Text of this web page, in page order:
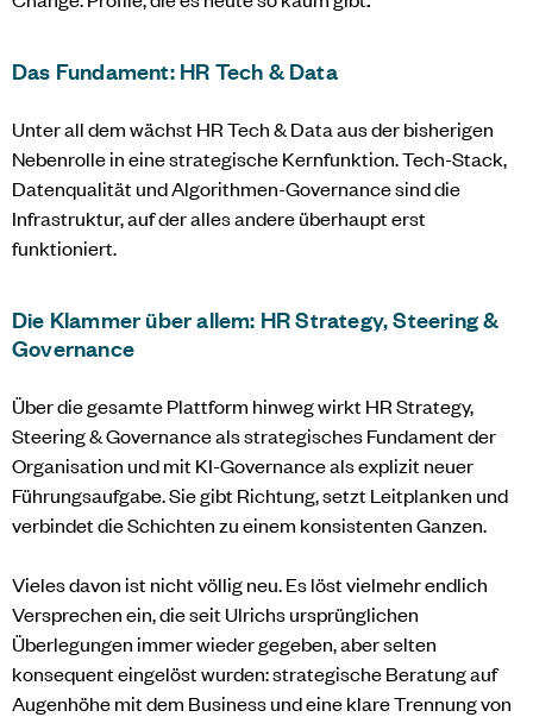
Das Fundament: HR Tech & Data
Unter all dem wächst HR Tech & Data aus der bisherigen
Nebenrolle in eine strategische Kernfunktion. Tech-Stack,
Datenqualität und Algorithmen-Governance sind die
Infrastruktur, auf der alles andere überhaupt erst
funktioniert.
Die Klammer über allem: HR Strategy, Steering &
Governance
Über die gesamte Plattform hinweg wirkt HR Strategy,
Steering & Governance als strategisches Fundament der
Organisation und mit KI-Governance als explizit neuer
Führungsaufgabe. Sie gibt Richtung, setzt Leitplanken und
verbindet die Schichten zu einem konsistenten Ganzen.
Vieles davon ist nicht völlig neu. Es löst vielmehr endlich
Versprechen ein, die seit Ulrichs ursprünglichen
Überlegungen immer wieder gegeben, aber selten
konsequent eingelöst wurden: strategische Beratung auf
Augenhöhe mit dem Business und eine klare Trennung von